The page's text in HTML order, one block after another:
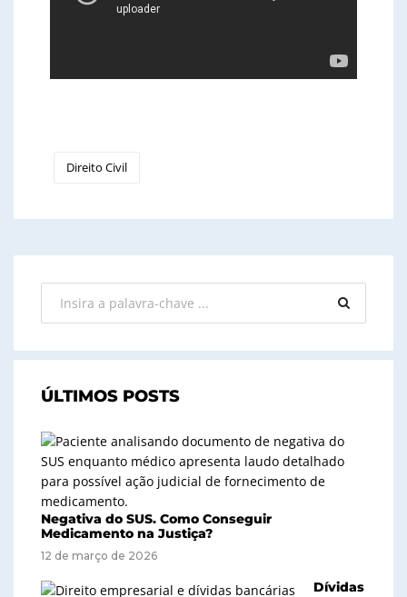
Direito Civil
ÚLTIMOS POSTS
Negativa do SUS. Como Conseguir
Medicamento na Justiça?
12 de março de 2026
Dívidas